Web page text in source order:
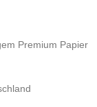
Premium Papier